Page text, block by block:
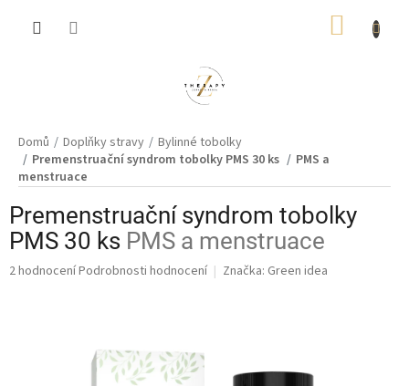
Domů Doplňky stravy
Bylinné tobolky
Premenstruační syndrom tobolky PMS 30 ks
PMS a
menstruace
Premenstruační syndrom tobolky
PMS 30 ks PMS a menstruace
Průměrné
2 hodnoceníPodrobnosti hodnocení Značka: Green idea